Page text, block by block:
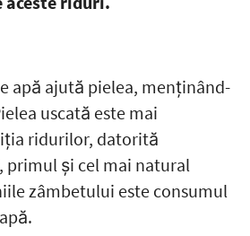
apă ajută pielea, menținând-
uscată este mai
ridurilor, datorită
primul și cel mai natural
zâmbetului este consumul